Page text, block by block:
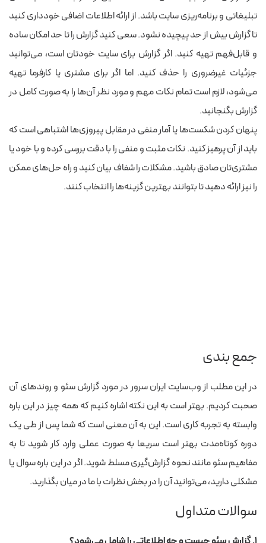
تبلیغاتی و برنامه‌ریزی سایت باشد. از ارائه اطلاعات اضافی خودداری کنید
تا گزارش بیش از حد پیچیده نشود. سعی کنید گزارش را تا حد امکان ساده
و قابل‌فهم تهیه کنید. اگر گزارش برای سایت خودتان است، می‌توانید
جزئیات غیرضروری را حذف کنید. اما اگر برای مشتری یا کارفرما تهیه
می‌شود، لازم است تمام نکات مهم و مورد نظر آن‌ها را به‌ صورت کامل در
گزارش بگنجانید.
پنهان کردن شکست‌ها یا آمار منفی در مقابل پیروزی‌ها اشتباهی است که
باید از آن پرهیز کنید. نکات مثبت و منفی را با دقت بررسی کرده و با خود یا
مشتری‌تان صادق باشید. مشکلات را شفاف بیان کنید و راه‌ حل‌های ممکن
را نیز ارائه دهید تا بتوانند بهترین گزینه‌ها را انتخاب کنند.
جمع بندی
در این مطلب از وب‌سایت ایران سرور در مورد گزارش سئو و روندهای آن
صحبت کردیم. بهتر است به این نکته اشاره کنیم که همه چیز در این باره
وابسته به تجربه کاری است. این به آن معنی است که شما پس از طی یک
دوره کوتاه‌مدت بهتر است سریعا به صورت عملی وارد کار شوید تا به
مفاهیم سئو مانند نحوه گزارش‌گیری مسلط شوید. اگر در این باره سوال یا
مشکلی دارید، می‌توانید آن را در بخش نظرات با ما در میان بگذارید.
سوالات متداول